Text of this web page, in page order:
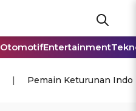
OtomotifEntertainment
Pemain Keturunan